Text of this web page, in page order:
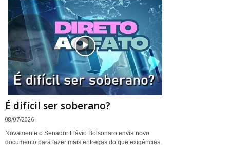
É difícil ser soberano?
08/07/2026
Novamente o Senador Flávio Bolsonaro envia novo
documento para fazer mais entregas do que exigências.